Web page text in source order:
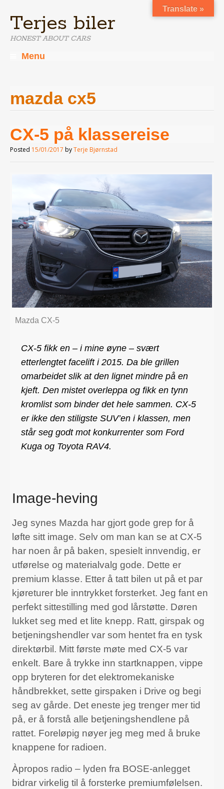
Terjes biler
HONEST ABOUT CARS
Menu
mazda cx5
CX-5 på klassereise
Posted 15/01/2017 byTerje Bjørnstad
Mazda CX-5
CX-5 fikk en – i mine øyne – svært
etterlengtet facelift i 2015. Da ble grillen
omarbeidet slik at den lignet mindre på en
kjeft. Den mistet overleppa og fikk en tynn
kromlist som binder det hele sammen. CX-5
er ikke den stiligste SUV’en i klassen, men
står seg godt mot konkurrenter som Ford
Kuga og Toyota RAV4.
Image-heving
Jeg synes Mazda har gjort gode grep for å
løfte sitt image. Selv om man kan se at CX-5
har noen år på baken, spesielt innvendig, er
utførelse og materialvalg gode. Dette er
premium klasse. Etter å tatt bilen ut på et par
kjøreturer ble inntrykket forsterket. Jeg fant en
perfekt sittestilling med god lårstøtte. Døren
lukket seg med et lite knepp. Ratt, girspak og
betjeningshendler var som hentet fra en tysk
direktørbil. Mitt første møte med CX-5 var
enkelt. Bare å trykke inn startknappen, vippe
opp bryteren for det elektromekaniske
håndbrekket, sette girspaken i Drive og begi
seg av gårde. Det eneste jeg trenger mer tid
på, er å forstå alle betjeningshendlene på
rattet. Foreløpig nøyer jeg meg med å bruke
knappene for radioen.
Àpropos radio – lyden fra BOSE-anlegget
bidrar virkelig til å forsterke premiumfølelsen.
Translate »